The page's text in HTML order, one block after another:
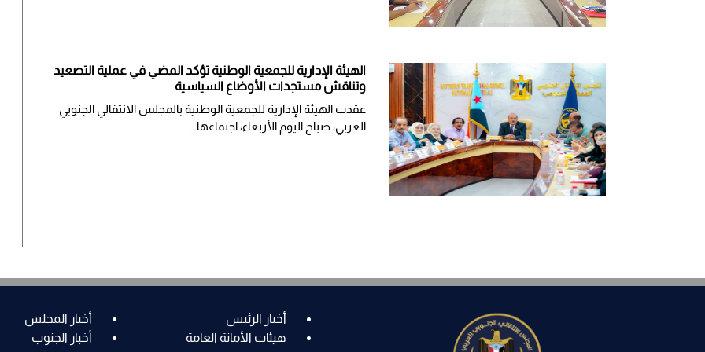
الهيئة الإدارية للجمعية الوطنية تؤكد المضي في عملية التصعيد
وتناقش مستجدات الأوضاع السياسية
عقدت الهيئة الإدارية للجمعية الوطنية بالمجلس الانتقالي الجنوبي
العربي، صباح اليوم الأربعاء، اجتماعها...
أخبار الرئيس أخبار المجلس
هيئات الأمانة العامة
أخبار الجنوب